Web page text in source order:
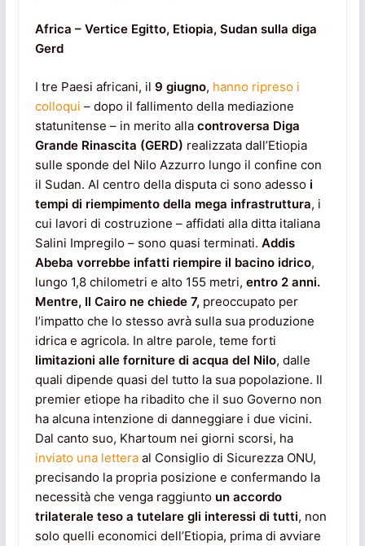
Africa – Vertice Egitto, Etiopia, Sudan sulla diga
Gerd
I tre Paesi africani, il 9 giugno, hanno ripreso i
colloqui – dopo il fallimento della mediazione
statunitense – in merito alla controversa Diga
Grande Rinascita (GERD) realizzata dall’Etiopia
sulle sponde del Nilo Azzurro lungo il confine con
il Sudan. Al centro della disputa ci sono adesso i
tempi di riempimento della mega infrastruttura, i
cui lavori di costruzione – affidati alla ditta italiana
Salini Impregilo – sono quasi terminati. Addis
Abeba vorrebbe infatti riempire il bacino idrico,
lungo 1,8 chilometri e alto 155 metri, entro 2 anni.
Mentre, Il Cairo ne chiede 7,preoccupato per
l’impatto che lo stesso avrà sulla sua produzione
idrica e agricola. In altre parole, teme forti
limitazioni alle forniture di acqua del Nilo, dalle
quali dipende quasi del tutto la sua popolazione. Il
premier etiope ha ribadito che il suo Governo non
ha alcuna intenzione di danneggiare i due vicini.
Dal canto suo, Khartoum nei giorni scorsi, ha
inviato una letteraal Consiglio di Sicurezza ONU,
precisando la propria posizione e confermando la
necessità che venga raggiunto un accordo
trilaterale teso a tutelare gli interessi di tutti, non
solo quelli economici dell’Etiopia, prima di avviare